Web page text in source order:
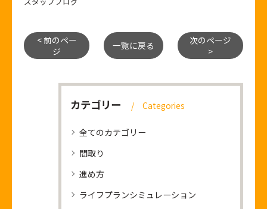
< 前のペー
ジ
一覧に戻る
次のページ
>
カテゴリー Categories
全てのカテゴリー
間取り
進め方
ライフプランシミュレーション